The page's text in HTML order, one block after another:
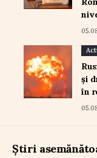
și
în
Știri